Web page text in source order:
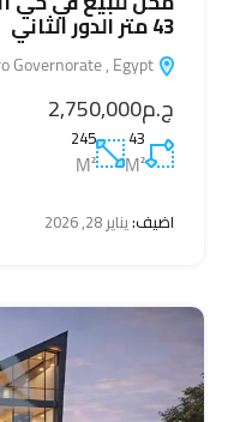
43 متر الدور الثاني
ج.م2,750,000
43
M²
245
M²
اضيف:يناير 28, 2026